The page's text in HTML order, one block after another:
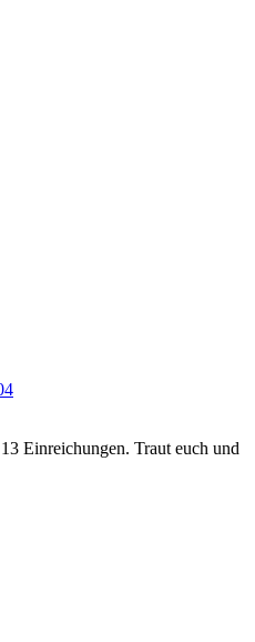
Einreichungen. Traut euch und